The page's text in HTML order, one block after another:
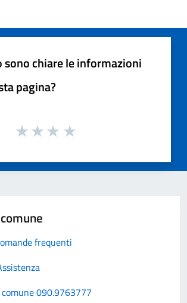
sono chiare le informazioni
pagina?
frequenti
090.9763777